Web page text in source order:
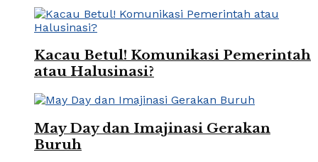
Kacau Betul! Komunikasi Pemerintah
atau Halusinasi?
May Day dan Imajinasi Gerakan
Buruh